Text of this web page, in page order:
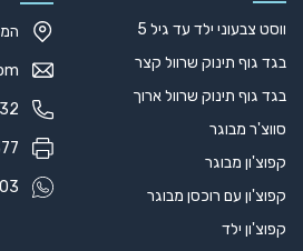
עט חוד פלסטיק 15240